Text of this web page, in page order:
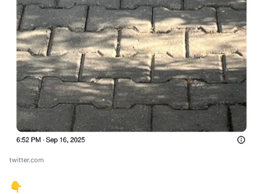
twitter.com
👇